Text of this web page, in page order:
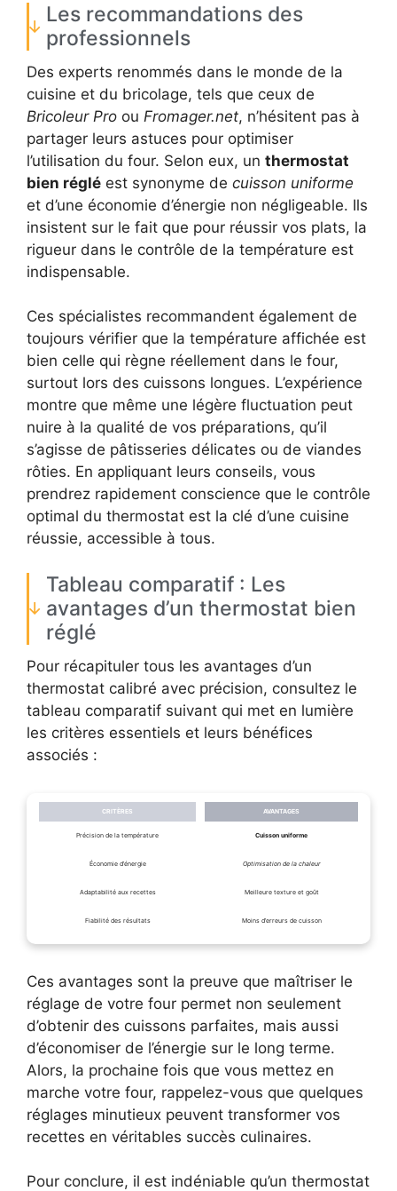
Les recommandations des
professionnels
Des experts renommés dans le monde de la
cuisine et du bricolage, tels que ceux de
Bricoleur Pro ou Fromager.net, n’hésitent pas à
partager leurs astuces pour optimiser
l’utilisation du four. Selon eux, un thermostat
bien réglé est synonyme de cuisson uniforme
et d’une économie d’énergie non négligeable. Ils
insistent sur le fait que pour réussir vos plats, la
rigueur dans le contrôle de la température est
indispensable.
Ces spécialistes recommandent également de
toujours vérifier que la température affichée est
bien celle qui règne réellement dans le four,
surtout lors des cuissons longues. L’expérience
montre que même une légère fluctuation peut
nuire à la qualité de vos préparations, qu’il
s’agisse de pâtisseries délicates ou de viandes
rôties. En appliquant leurs conseils, vous
prendrez rapidement conscience que le contrôle
optimal du thermostat est la clé d’une cuisine
réussie, accessible à tous.
Tableau comparatif : Les
avantages d’un thermostat bien
réglé
Pour récapituler tous les avantages d’un
thermostat calibré avec précision, consultez le
tableau comparatif suivant qui met en lumière
les critères essentiels et leurs bénéfices
associés :
CRITÈRES AVANTAGES
Précision de la température Cuisson uniforme
Économie d’énergie Optimisation de la chaleur
Adaptabilité aux recettes Meilleure texture et goût
Fiabilité des résultats Moins d’erreurs de cuisson
Ces avantages sont la preuve que maîtriser le
réglage de votre four permet non seulement
d’obtenir des cuissons parfaites, mais aussi
d’économiser de l’énergie sur le long terme.
Alors, la prochaine fois que vous mettez en
marche votre four, rappelez-vous que quelques
réglages minutieux peuvent transformer vos
recettes en véritables succès culinaires.
Pour conclure, il est indéniable qu’un thermostat